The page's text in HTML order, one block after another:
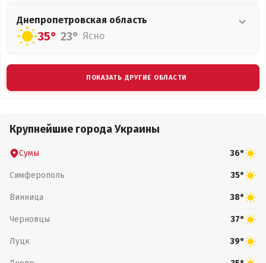
Днепропетровская область
35° 23° Ясно
ПОКАЗАТЬ ДРУГИЕ ОБЛАСТИ
Крупнейшие города Украины
Сумы 36°
Симферополь 35°
Винница 38°
Черновцы 37°
Луцк 39°